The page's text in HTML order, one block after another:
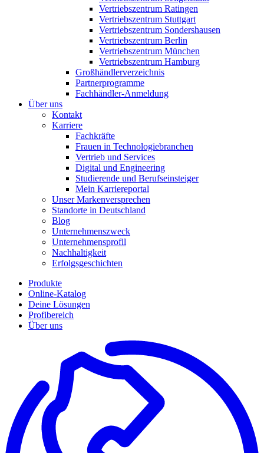
Vertriebszentrum Ratingen
Vertriebszentrum Stuttgart
Vertriebszentrum Sondershausen
Vertriebszentrum Berlin
Vertriebszentrum München
Vertriebszentrum Hamburg
Großhändlerverzeichnis
Partnerprogramme
Fachhändler-Anmeldung
Über uns
Kontakt
Karriere
Fachkräfte
Frauen in Technologiebranchen
Vertrieb und Services
Digital und Engineering
Studierende und Berufseinsteiger
Mein Karriereportal
Unser Markenversprechen
Standorte in Deutschland
Blog
Unternehmenszweck
Unternehmensprofil
Nachhaltigkeit
Erfolgsgeschichten
Produkte
Online-Katalog
Deine Lösungen
Profibereich
Über uns